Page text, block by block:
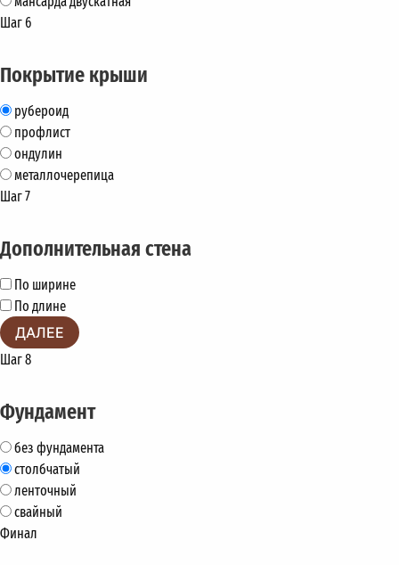
Шаг 6
Покрытие крыши
рубероид
профлист
ондулин
металлочерепица
Шаг 7
Дополнительная стена
По ширине
По длине
ДАЛЕЕ
Шаг 8
Фундамент
без фундамента
столбчатый
ленточный
свайный
Финал